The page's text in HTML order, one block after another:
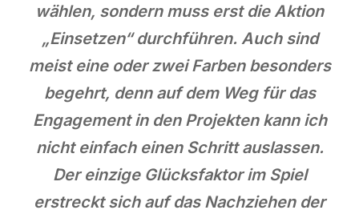
wählen, sondern muss erst die Aktion
„Einsetzen“ durchführen. Auch sind
meist eine oder zwei Farben besonders
begehrt, denn auf dem Weg für das
Engagement in den Projekten kann ich
nicht einfach einen Schritt auslassen.
Der einzige Glücksfaktor im Spiel
erstreckt sich auf das Nachziehen der